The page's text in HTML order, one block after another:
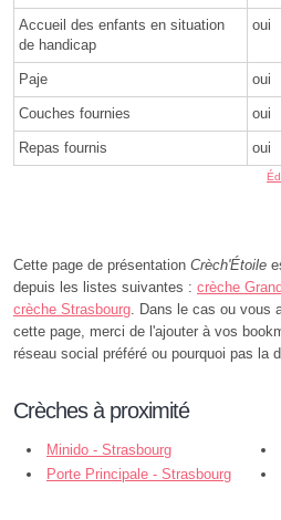
Accueil des enfants en situation
de handicap
oui
Paje oui
Couches fournies oui
Repas fournis oui
Cette page de présentation Crèch'Étoile
depuis les listes suivantes : crèche
crèche Strasbourg . Dans le cas ou vous
cette page, merci de l'ajouter à vos
réseau social préféré ou pourquoi pas la
Crèches à proximité
Minido - Strasbourg
Porte Principale - Strasbourg